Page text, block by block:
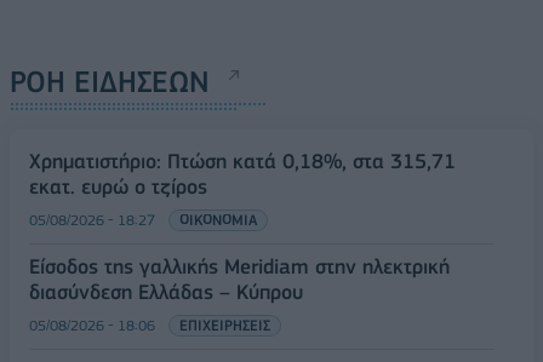
ΡΟΗ ΕΙΔΗΣΕΩΝ
Χρηματιστήριο: Πτώση κατά 0,18%, στα 315,71
εκατ. ευρώ ο τζίρος
05/08/2026 - 18:27 ΟΙΚΟΝΟΜΙΑ
Είσοδος της γαλλικής Meridiam στην ηλεκτρική
διασύνδεση Ελλάδας – Κύπρου
05/08/2026 - 18:06 ΕΠΙΧΕΙΡΗΣΕΙΣ